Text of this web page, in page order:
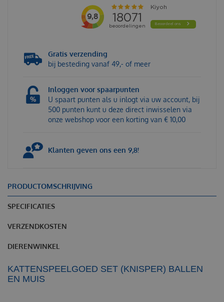
Gratis verzending
bij besteding vanaf 49,- of meer
Inloggen voor spaarpunten
U spaart punten als u inlogt via uw account, bij
500 punten kunt u deze direct inwisselen via
onze webshop voor een korting van € 10,00
Klanten geven ons een 9,8!
PRODUCTOMSCHRIJVING
SPECIFICATIES
VERZENDKOSTEN
DIERENWINKEL
KATTENSPEELGOED SET (KNISPER) BALLEN
EN MUIS